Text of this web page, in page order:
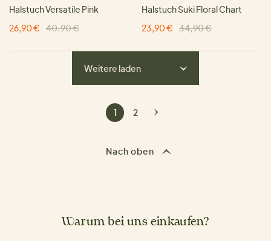
Halstuch Versatile Pink
26,90 €
40,90 €
Halstuch Suki Floral Chart
23,90 €
34,90 €
Nach oben
Weitere laden
1 2
Warum bei uns einkaufen?